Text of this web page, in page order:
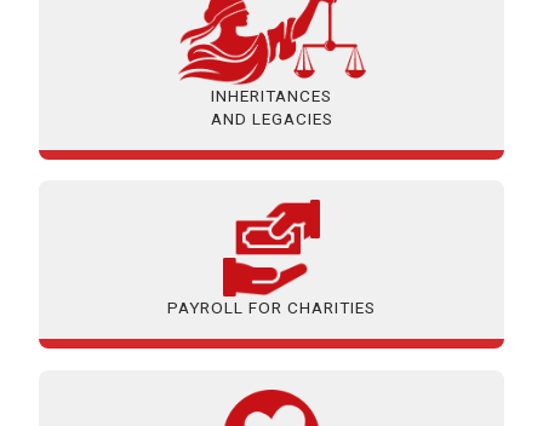
INHERITANCES
AND LEGACIES
PAYROLL FOR CHARITIES